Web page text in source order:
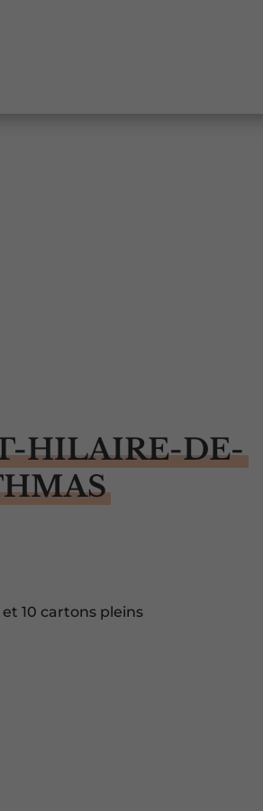
HILAIRE-DE-
10 cartons pleins